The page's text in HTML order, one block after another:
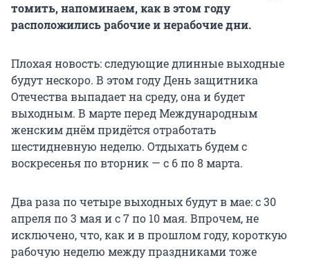
томить, напоминаем, как в этом году
расположились рабочие и нерабочие дни.
Плохая новость: следующие длинные выходные
будут нескоро. В этом году День защитника
Отечества выпадает на среду, она и будет
выходным. В марте перед Международным
женским днём придётся отработать
шестидневную неделю. Отдыхать будем с
воскресенья по вторник — с 6 по 8 марта.
Два раза по четыре выходных будут в мае: с 30
апреля по 3 мая и с 7 по 10 мая. Впрочем, не
исключено, что, как и в прошлом году, короткую
рабочую неделю между праздниками тоже